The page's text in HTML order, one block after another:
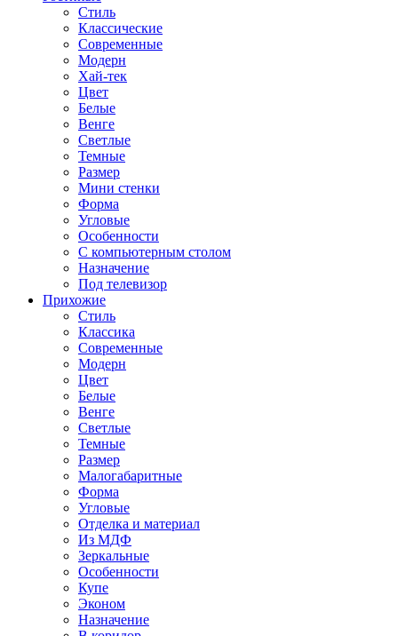
Стиль
Классические
Современные
Модерн
Хай-тек
Цвет
Белые
Венге
Светлые
Темные
Размер
Мини стенки
Форма
Угловые
Особенности
С компьютерным столом
Назначение
Под телевизор
Прихожие
Стиль
Классика
Современные
Модерн
Цвет
Белые
Венге
Светлые
Темные
Размер
Малогабаритные
Форма
Угловые
Отделка и материал
Из МДФ
Зеркальные
Особенности
Купе
Эконом
Назначение